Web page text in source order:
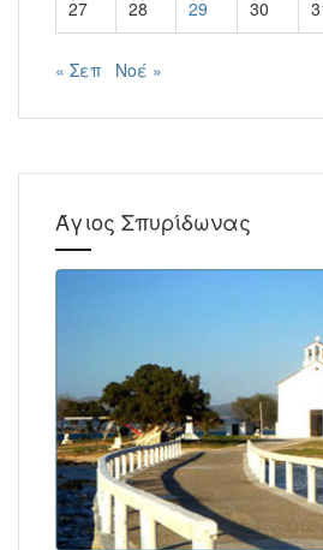
27 28 29 30
« Σεπ Νοέ »
Άγιος Σπυρίδωνας